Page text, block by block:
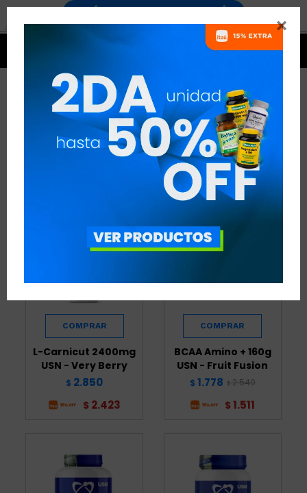

PRODUCTOS USN
RECOMENDADOS
L-Carnicut 2400mg
USN - Very Berry
$ 2.850
$ 2.423
BCAA Amino + 160g
USN - Fruit Fusion
$ 1.778 $ 2.540
$ 1.511